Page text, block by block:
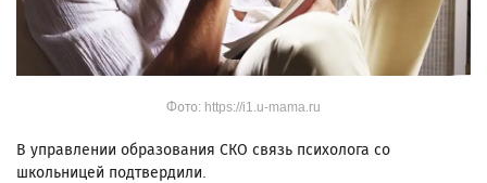
Фото: https://i1.u-mama.ru
В управлении образования СКО связь психолога со
школьницей подтвердили.